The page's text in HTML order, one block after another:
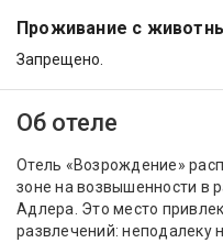
Проживание с
Запрещено.
Об отеле
Отель «Возрождение»
зоне на возвышенности в
Адлера. Это место
развлечений: неподалеку